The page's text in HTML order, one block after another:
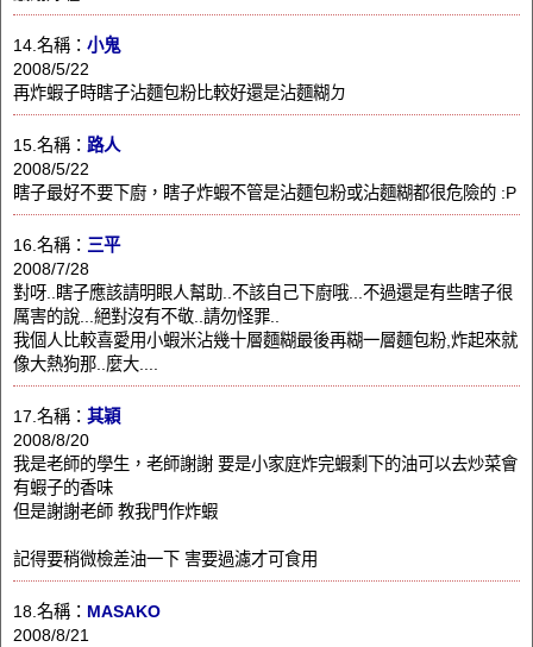
14.名稱： 小鬼
2008/5/22
再炸蝦子時瞎子沾麵包粉比較好還是沾麵糊ㄉ
15.名稱： 路人
2008/5/22
瞎子最好不要下廚，瞎子炸蝦不管是沾麵包粉或沾麵糊都很危險的 :P
16.名稱： 三平
2008/7/28
對呀..瞎子應該請明眼人幫助..不該自己下廚哦...不過還是有些瞎子很
厲害的說...絕對沒有不敬..請勿怪罪..
我個人比較喜愛用小蝦米沾幾十層麵糊最後再糊一層麵包粉,炸起來就
像大熱狗那..麼大....
17.名稱： 其穎
2008/8/20
我是老師的學生，老師謝謝 要是小家庭炸完蝦剩下的油可以去炒菜會
有蝦子的香味
但是謝謝老師 教我門作炸蝦
記得要稍微檢差油一下 害要過濾才可食用
18.名稱： MASAKO
2008/8/21